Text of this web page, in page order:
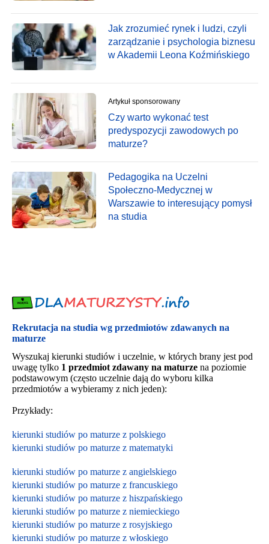
Jak zrozumieć rynek i ludzi, czyli
zarządzanie i psychologia biznesu
w Akademii Leona Koźmińskiego
Artykuł sponsorowany
Czy warto wykonać test
predyspozycji zawodowych po
maturze?
Pedagogika na Uczelni
Społeczno-Medycznej w
Warszawie to interesujący pomysł
na studia
Rekrutacja na studia wg przedmiotów zdawanych na
maturze
Wyszukaj kierunki studiów i uczelnie, w których brany jest pod
uwagę tylko 1 przedmiot zdawany na maturze na poziomie
podstawowym (często uczelnie dają do wyboru kilka
przedmiotów a wybieramy z nich jeden):
Przykłady:
kierunki studiów po maturze z polskiego
kierunki studiów po maturze z matematyki
kierunki studiów po maturze z angielskiego
kierunki studiów po maturze z francuskiego
kierunki studiów po maturze z hiszpańskiego
kierunki studiów po maturze z niemieckiego
kierunki studiów po maturze z rosyjskiego
kierunki studiów po maturze z włoskiego